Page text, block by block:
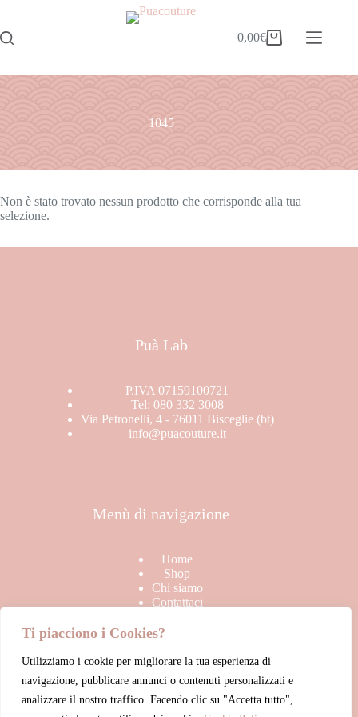
Ti piacciono i Cookies?
Utilizziamo i cookie per migliorare la tua esperienza di
navigazione, pubblicare annunci o contenuti personalizzati e
analizzare il nostro traffico. Facendo clic su "Accetta tutto",
0,00€
1045
Non è stato trovato nessun prodotto che corrisponde alla tua
selezione.
Puà Lab
P.IVA 07159100721
Tel: 080 332 3008
Via Petronelli, 4 - 76011 Bisceglie (bt)
info@puacouture.it
Menù di navigazione
Home
Shop
Chi siamo
Contattaci
Link Utili